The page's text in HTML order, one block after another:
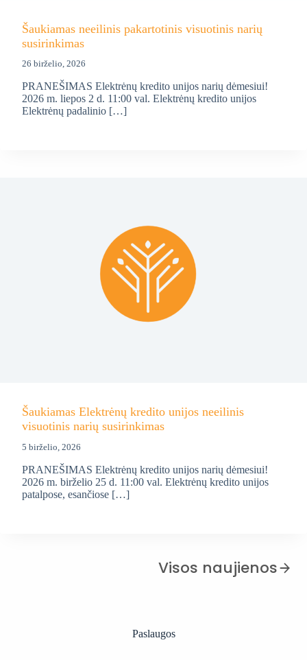
Šaukiamas neeilinis pakartotinis visuotinis narių
susirinkimas
26 birželio, 2026
PRANEŠIMAS Elektrėnų kredito unijos narių dėmesiui!
2026 m. liepos 2 d. 11:00 val. Elektrėnų kredito unijos
Elektrėnų padalinio […]
Šaukiamas Elektrėnų kredito unijos neeilinis
visuotinis narių susirinkimas
5 birželio, 2026
PRANEŠIMAS Elektrėnų kredito unijos narių dėmesiui!
2026 m. birželio 25 d. 11:00 val. Elektrėnų kredito unijos
patalpose, esančiose […]
Visos naujienos
Paslaugos